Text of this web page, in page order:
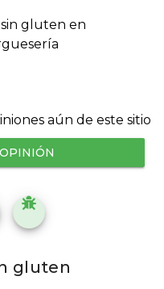
gluten en
aún de este sitio
gluten